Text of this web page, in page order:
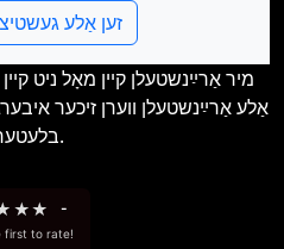
זען אַלע
מיר אַרײַנשטעלן קײן מאָל ניט
אַלע אַרײַנשטעלן ווערן זיכער
בלעטערער.
★★ -
first to rate!